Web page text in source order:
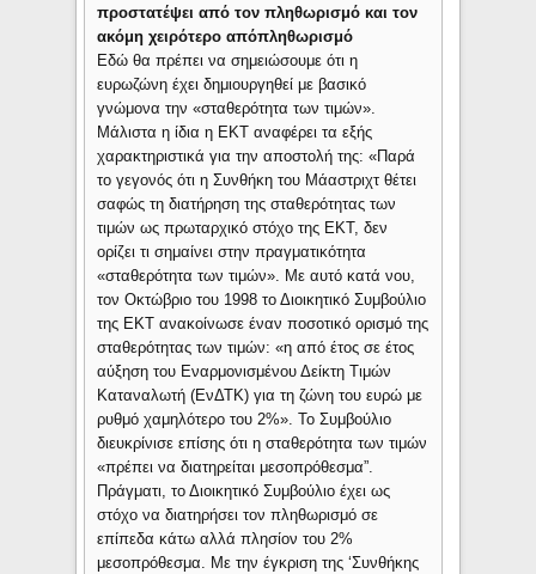
προστατέψει από τον πληθωρισμό και τον
ακόμη χειρότερο απόπληθωρισμό
Εδώ θα πρέπει να σημειώσουμε ότι η
ευρωζώνη έχει δημιουργηθεί με βασικό
γνώμονα την «σταθερότητα των τιμών».
Μάλιστα η ίδια η ΕΚΤ αναφέρει τα εξής
χαρακτηριστικά για την αποστολή της: «Παρά
το γεγονός ότι η Συνθήκη του Μάαστριχτ θέτει
σαφώς τη διατήρηση της σταθερότητας των
τιμών ως πρωταρχικό στόχο της ΕΚΤ, δεν
ορίζει τι σημαίνει στην πραγματικότητα
«σταθερότητα των τιμών». Με αυτό κατά νου,
τον Οκτώβριο του 1998 το Διοικητικό Συμβούλιο
της ΕΚΤ ανακοίνωσε έναν ποσοτικό ορισμό της
σταθερότητας των τιμών: «η από έτος σε έτος
αύξηση του Εναρμονισμένου Δείκτη Τιμών
Καταναλωτή (ΕνΔΤΚ) για τη ζώνη του ευρώ με
ρυθμό χαμηλότερο του 2%». Το Συμβούλιο
διευκρίνισε επίσης ότι η σταθερότητα των τιμών
«πρέπει να διατηρείται μεσοπρόθεσμα”.
Πράγματι, το Διοικητικό Συμβούλιο έχει ως
στόχο να διατηρήσει τον πληθωρισμό σε
επίπεδα κάτω αλλά πλησίον του 2%
μεσοπρόθεσμα. Με την έγκριση της ‘Συνθήκης